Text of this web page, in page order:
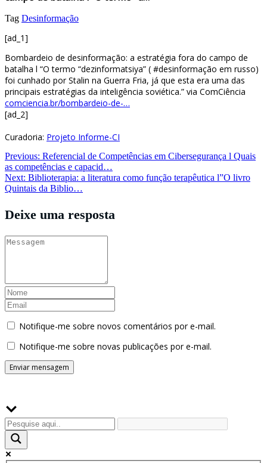
Tag Desinformação
[ad_1]
Bombardeio de desinformação: a estratégia fora do campo de
batalha l “O termo “dezinformatsiya” ( #desinformação em russo)
foi cunhado por Stalin na Guerra Fria, já que esta era uma das
principais estratégias da inteligência soviética.” via ComCiência
comciencia.br/bombardeio-de-…
[ad_2]
Curadoria: Projeto Informe-CI
Navegação
de
Post
Previous: Referencial de Competências em Cibersegurança l Quais
as competências e capacid…
Next: Biblioterapia: a literatura como função terapêutica l”O livro
Quintais da Biblio…
Deixe uma resposta
Notifique-me sobre novos comentários por e-mail.
Notifique-me sobre novas publicações por e-mail.